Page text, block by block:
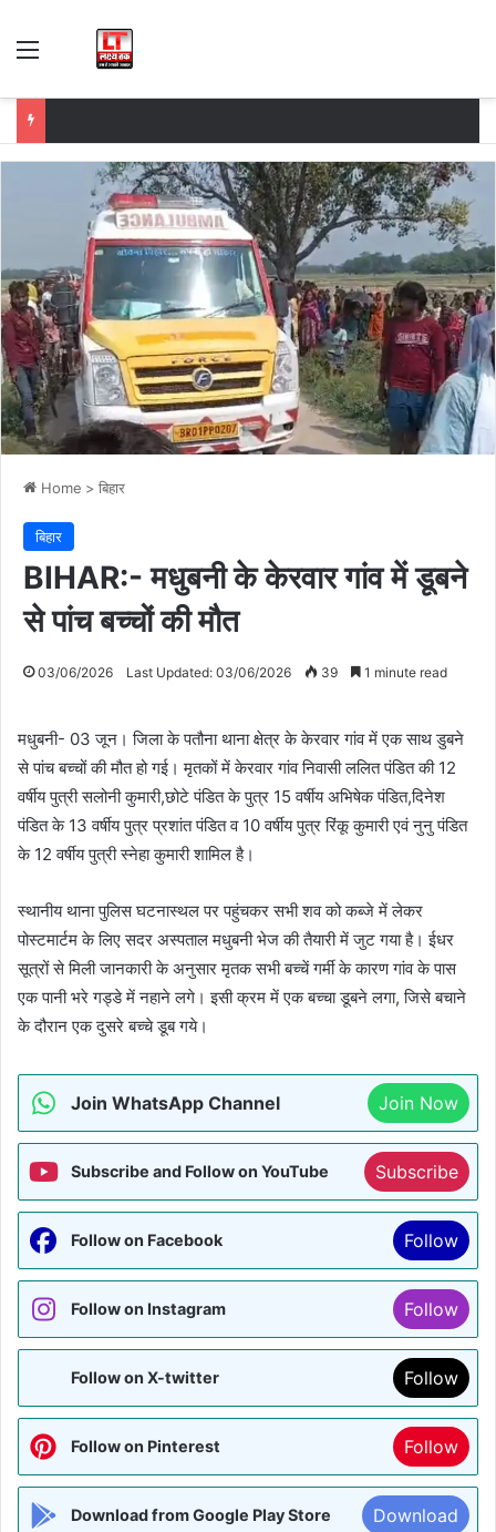
Menu
Home > बिहार
बिहार
BIHAR:- मधुबनी के केरवार गांव में डूबने
से पांच बच्चों की मौत
03/06/2026 Last Updated: 03/06/2026 39 1 minute read
मधुबनी- 03 जून। जिला के पतौना थाना क्षेत्र के केरवार गांव में एक साथ डुबने
से पांच बच्चों की मौत हो गई। मृतकों में केरवार गांव निवासी ललित पंडित की 12
वर्षीय पुत्री सलोनी कुमारी,छोटे पंडित के पुत्र 15 वर्षीय अभिषेक पंडित,दिनेश
पंडित के 13 वर्षीय पुत्र प्रशांत पंडित व 10 वर्षीय पुत्र रिंकू कुमारी एवं नुनु पंडित
के 12 वर्षीय पुत्री स्नेहा कुमारी शामिल है।
स्थानीय थाना पुलिस घटनास्थल पर पहुंचकर सभी शव को कब्जे में लेकर
पोस्टमार्टम के लिए सदर अस्पताल मधुबनी भेज की तैयारी में जुट गया है। ईधर
सूत्रों से मिली जानकारी के अनुसार मृतक सभी बच्चें गर्मी के कारण गांव के पास
एक पानी भरे गड्डे में नहाने लगे। इसी क्रम में एक बच्चा डूबने लगा, जिसे बचाने
के दौरान एक दुसरे बच्चे डूब गये।
Join WhatsApp Channel Join Now
Subscribe and Follow on YouTube Subscribe
Follow on Facebook Follow
Follow on Instagram Follow
Follow on X-twitter Follow
Follow on Pinterest Follow
Download from Google Play Store Download